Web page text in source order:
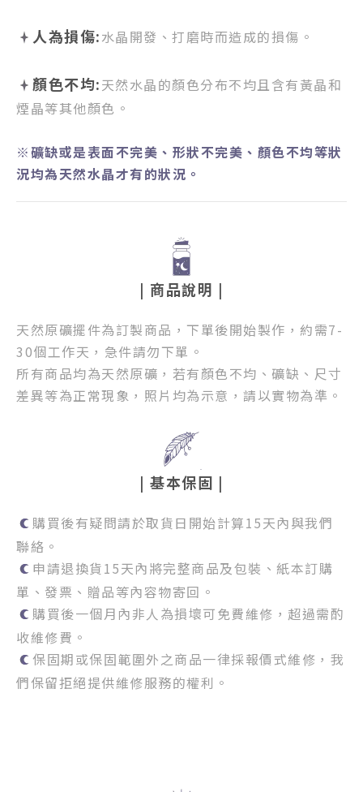
人為損傷:水晶開發、打磨時而造成的損傷。
顏色不均:天然水晶的顏色分布不均且含有黃晶和
煙晶等其他顏色。
※礦缺或是表面不完美、形狀不完美、顏色不均等狀
況均為天然水晶才有的狀況。
| 商品說明 |
天然原礦擺件為訂製商品，下單後開始製作，約需7-
30個工作天，急件請勿下單。
所有商品均為天然原礦，若有顏色不均、礦缺、尺寸
差異等為正常現象，照片均為示意，請以實物為準。
| 基本保固 |
購買後有疑問請於取貨日開始計算15天內與我們
聯絡。
申請退換貨15天內將完整商品及包裝、紙本訂購
單、發票、贈品等內容物寄回。
購買後一個月內非人為損壞可免費維修，超過需酌
收維修費。
保固期或保固範圍外之商品一律採報價式維修，我
們保留拒絕提供維修服務的權利。